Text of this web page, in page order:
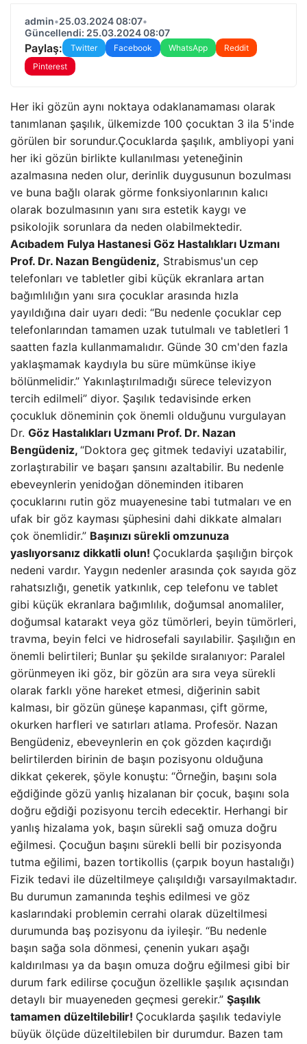
admin•25.03.2024 08:07•
Güncellendi: 25.03.2024 08:07
Paylaş: Twitter Facebook WhatsApp
Reddit
Pinterest
Her iki gözün aynı noktaya odaklanamaması olarak
tanımlanan şaşılık, ülkemizde 100 çocuktan 3 ila 5'inde
görülen bir sorundur.Çocuklarda şaşılık, ambliyopi yani
her iki gözün birlikte kullanılması yeteneğinin
azalmasına neden olur, derinlik duygusunun bozulması
ve buna bağlı olarak görme fonksiyonlarının kalıcı
olarak bozulmasının yanı sıra estetik kaygı ve
psikolojik sorunlara da neden olabilmektedir.
Acıbadem Fulya Hastanesi Göz Hastalıkları Uzmanı
Prof. Dr. Nazan Bengüdeniz, Strabismus'un cep
telefonları ve tabletler gibi küçük ekranlara artan
bağımlılığın yanı sıra çocuklar arasında hızla
yayıldığına dair uyarı dedi: “Bu nedenle çocuklar cep
telefonlarından tamamen uzak tutulmalı ve tabletleri 1
saatten fazla kullanmamalıdır. Günde 30 cm'den fazla
yaklaşmamak kaydıyla bu süre mümkünse ikiye
bölünmelidir.” Yakınlaştırılmadığı sürece televizyon
tercih edilmeli” diyor. Şaşılık tedavisinde erken
çocukluk döneminin çok önemli olduğunu vurgulayan
Dr. Göz Hastalıkları Uzmanı Prof. Dr. Nazan
Bengüdeniz, “Doktora geç gitmek tedaviyi uzatabilir,
zorlaştırabilir ve başarı şansını azaltabilir. Bu nedenle
ebeveynlerin yenidoğan döneminden itibaren
çocuklarını rutin göz muayenesine tabi tutmaları ve en
ufak bir göz kayması şüphesini dahi dikkate almaları
çok önemlidir.” Başınızı sürekli omzunuza
yaslıyorsanız dikkatli olun! Çocuklarda şaşılığın birçok
nedeni vardır. Yaygın nedenler arasında çok sayıda göz
rahatsızlığı, genetik yatkınlık, cep telefonu ve tablet
gibi küçük ekranlara bağımlılık, doğumsal anomaliler,
doğumsal katarakt veya göz tümörleri, beyin tümörleri,
travma, beyin felci ve hidrosefali sayılabilir. Şaşılığın en
önemli belirtileri; Bunlar şu şekilde sıralanıyor: Paralel
görünmeyen iki göz, bir gözün ara sıra veya sürekli
olarak farklı yöne hareket etmesi, diğerinin sabit
kalması, bir gözün güneşe kapanması, çift görme,
okurken harfleri ve satırları atlama. Profesör. Nazan
Bengüdeniz, ebeveynlerin en çok gözden kaçırdığı
belirtilerden birinin de başın pozisyonu olduğuna
dikkat çekerek, şöyle konuştu: “Örneğin, başını sola
eğdiğinde gözü yanlış hizalanan bir çocuk, başını sola
doğru eğdiği pozisyonu tercih edecektir. Herhangi bir
yanlış hizalama yok, başın sürekli sağ omuza doğru
eğilmesi. Çocuğun başını sürekli belli bir pozisyonda
tutma eğilimi, bazen tortikollis (çarpık boyun hastalığı)
Fizik tedavi ile düzeltilmeye çalışıldığı varsayılmaktadır.
Bu durumun zamanında teşhis edilmesi ve göz
kaslarındaki problemin cerrahi olarak düzeltilmesi
durumunda baş pozisyonu da iyileşir. “Bu nedenle
başın sağa sola dönmesi, çenenin yukarı aşağı
kaldırılması ya da başın omuza doğru eğilmesi gibi bir
durum fark edilirse çocuğun özellikle şaşılık açısından
detaylı bir muayeneden geçmesi gerekir.” Şaşılık
tamamen düzeltilebilir! Çocuklarda şaşılık tedaviyle
büyük ölçüde düzeltilebilen bir durumdur. Bazen tam